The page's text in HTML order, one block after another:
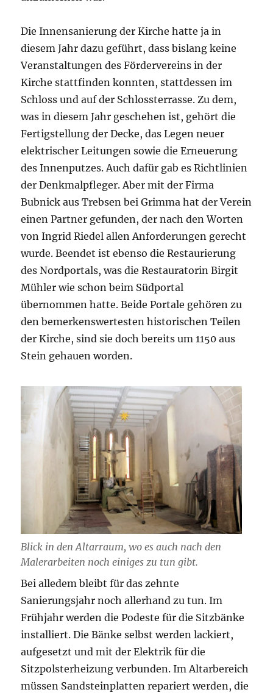
Die Innensanierung der Kirche hatte ja in
diesem Jahr dazu geführt, dass bislang keine
Veranstaltungen des Fördervereins in der
Kirche stattfinden konnten, stattdessen im
Schloss und auf der Schlossterrasse. Zu dem,
was in diesem Jahr geschehen ist, gehört die
Fertigstellung der Decke, das Legen neuer
elektrischer Leitungen sowie die Erneuerung
des Innenputzes. Auch dafür gab es Richtlinien
der Denkmalpfleger. Aber mit der Firma
Bubnick aus Trebsen bei Grimma hat der Verein
einen Partner gefunden, der nach den Worten
von Ingrid Riedel allen Anforderungen gerecht
wurde. Beendet ist ebenso die Restaurierung
des Nordportals, was die Restauratorin Birgit
Mühler wie schon beim Südportal
übernommen hatte. Beide Portale gehören zu
den bemerkenswertesten historischen Teilen
der Kirche, sind sie doch bereits um 1150 aus
Stein gehauen worden.
Blick in den Altarraum, wo es auch nach den
Malerarbeiten noch einiges zu tun gibt.
Bei alledem bleibt für das zehnte
Sanierungsjahr noch allerhand zu tun. Im
Frühjahr werden die Podeste für die Sitzbänke
installiert. Die Bänke selbst werden lackiert,
aufgesetzt und mit der Elektrik für die
Sitzpolsterheizung verbunden. Im Altarbereich
müssen Sandsteinplatten repariert werden, die